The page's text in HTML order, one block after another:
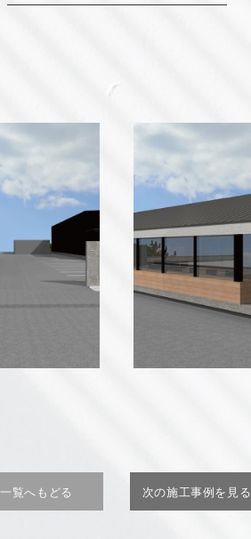
一覧へもどる 次の施工事例を見る